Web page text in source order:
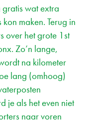
wat extra
maken. Terug in
over het grote 1st
Zo’n lange,
na kilometer
lang (omhoog)
je als het even niet
naar voren